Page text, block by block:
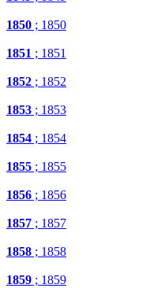
1850 ; 1850
1851 ; 1851
1852 ; 1852
1853 ; 1853
1854 ; 1854
1855 ; 1855
1856 ; 1856
1857 ; 1857
1858 ; 1858
1859 ; 1859